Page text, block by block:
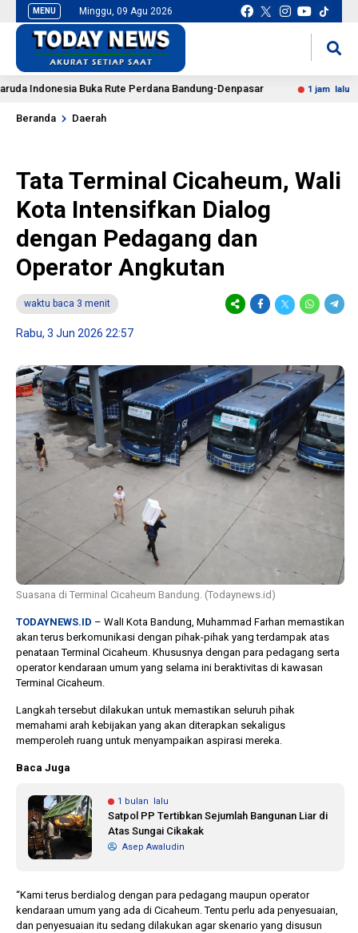
MENU Minggu, 09 Agu 2026
Buka Rute Perdana Bandung-Denpasar 1 jam lalu PKS
Beranda Daerah
Tata Terminal Cicaheum, Wali
Kota Intensifkan Dialog
dengan Pedagang dan
Operator Angkutan
waktu baca 3 menit
Rabu, 3 Jun 2026 22:57
Suasana di Terminal Cicaheum Bandung. (Todaynews.id)
TODAYNEWS.ID – WalI Kota Bandung, Muhammad Farhan memastikan
akan terus berkomunikasi dengan pihak-pihak yang terdampak atas
penataan Terminal Cicaheum. Khususnya dengan para pedagang serta
operator kendaraan umum yang selama ini beraktivitas di kawasan
Terminal Cicaheum.
Langkah tersebut dilakukan untuk memastikan seluruh pihak
memahami arah kebijakan yang akan diterapkan sekaligus
memperoleh ruang untuk menyampaikan aspirasi mereka.
Baca Juga
1 bulan lalu
Satpol PP Tertibkan Sejumlah Bangunan Liar di
Atas Sungai Cikakak
Asep Awaludin
“Kami terus berdialog dengan para pedagang maupun operator
kendaraan umum yang ada di Cicaheum. Tentu perlu ada penyesuaian,
dan penyesuaian itu sedang dilakukan agar skenario yang disusun
1 tahun lalu
Banyak Gugatan di
Pilkada 2024, Legislator
Ragukan SDM Bawaslu
10 bulan lalu
KPU
Keputusan
Capres-